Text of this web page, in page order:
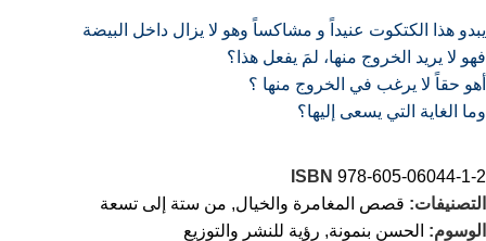
يبدو هذا الكتكوت عنيداً و مشاكساً وهو لا يزال داخل البيضة
فهو لا يريد الخروج منها، لمَ يفعل هذا؟
أهو حقاً لا يرغب في الخروج منها ؟
وما الغاية التي يسعى إليها؟
ISBN 978-605-06044-1-2
التصنيفات: قصص المغامرة والخيال, من ستة إلى تسعة
الوسوم: الحسن بنمونة, رؤية للنشر والتوزيع